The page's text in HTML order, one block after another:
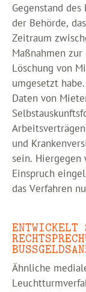
Gegenstand
der Behörde,
Zeitraum
Maßnahmen
Löschung von
umgesetzt
Daten von
und
sein. Hiergegen
Einspruch
das Verfahren
Ähnliche